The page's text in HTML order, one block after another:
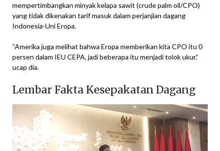
mempertimbangkan minyak kelapa sawit (crude palm oil/CPO)
yang tidak dikenakan tarif masuk dalam perjanjian dagang
Indonesia-Uni Eropa.
“Amerika juga melihat bahwa Eropa memberikan kita CPO itu 0
persen dalam IEU CEPA, jadi beberapa itu menjadi tolok ukur,”
ucap dia.
Lembar Fakta Kesepakatan Dagang